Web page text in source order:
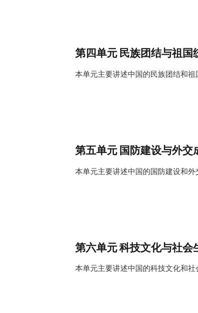
第四单元 民族团结与祖国
本单元主要讲述中国的民族团结和
第五单元 国防建设与外交
本单元主要讲述中国的国防建设和
第六单元 科技文化与社会
本单元主要讲述中国的科技文化和